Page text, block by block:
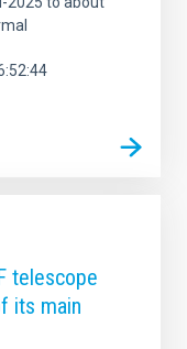
telescope
its main